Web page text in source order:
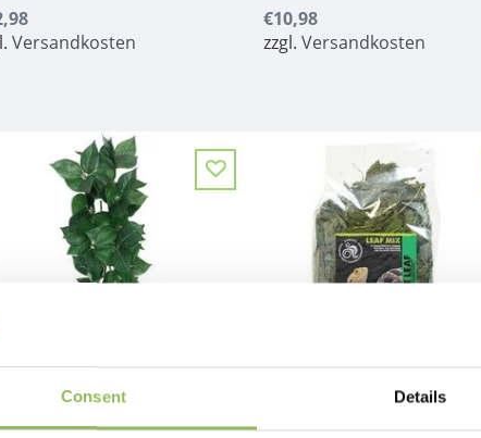
Consent Details
Versandkosten
€10,98
zzgl. Versandkosten